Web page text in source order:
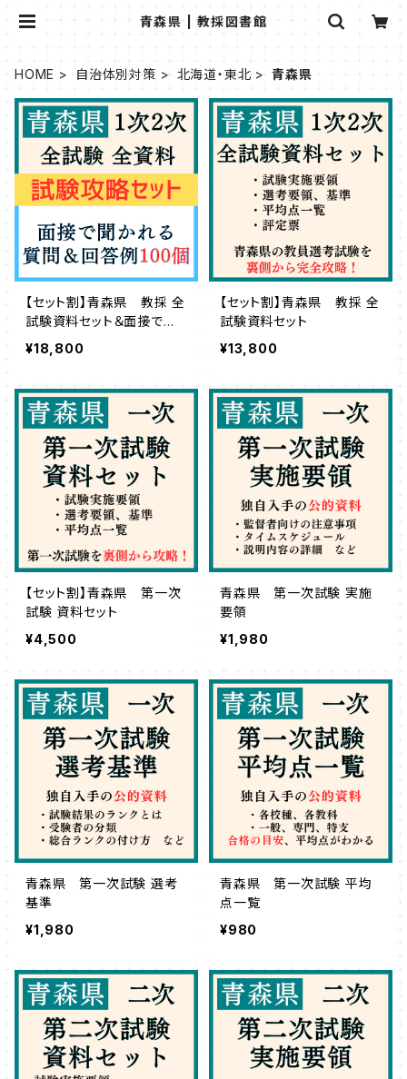
青森県 | 教採図書館
HOME 自治体別対策 北海道・東北 青森県
【セット割】青森県 教採 全
試験資料セット＆面接で聞
かれる質問・回答例100個
セット
¥18,800
【セット割】青森県 教採 全
試験資料セット
¥13,800
【セット割】青森県 第一次
試験 資料セット
¥4,500
青森県 第一次試験 実施
要領
¥1,980
青森県 第一次試験 選考
基準
¥1,980
青森県 第一次試験 平均
点一覧
¥980